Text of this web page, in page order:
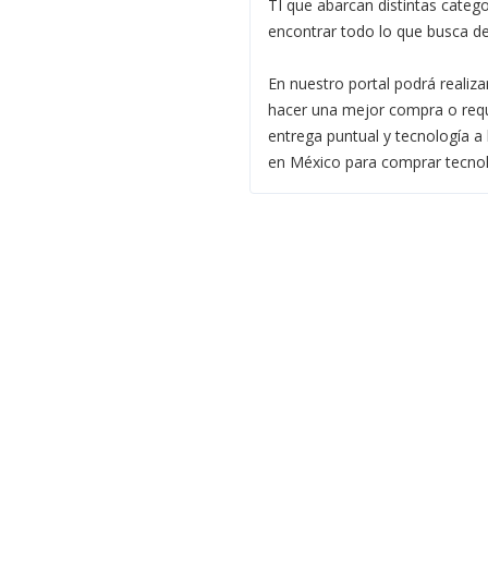
TI que abarcan distintas
encontrar todo lo que busca
En nuestro portal podrá
hacer una mejor compra o
entrega puntual y tecnología
en México para comprar